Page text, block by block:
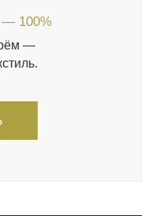
— 100%
—